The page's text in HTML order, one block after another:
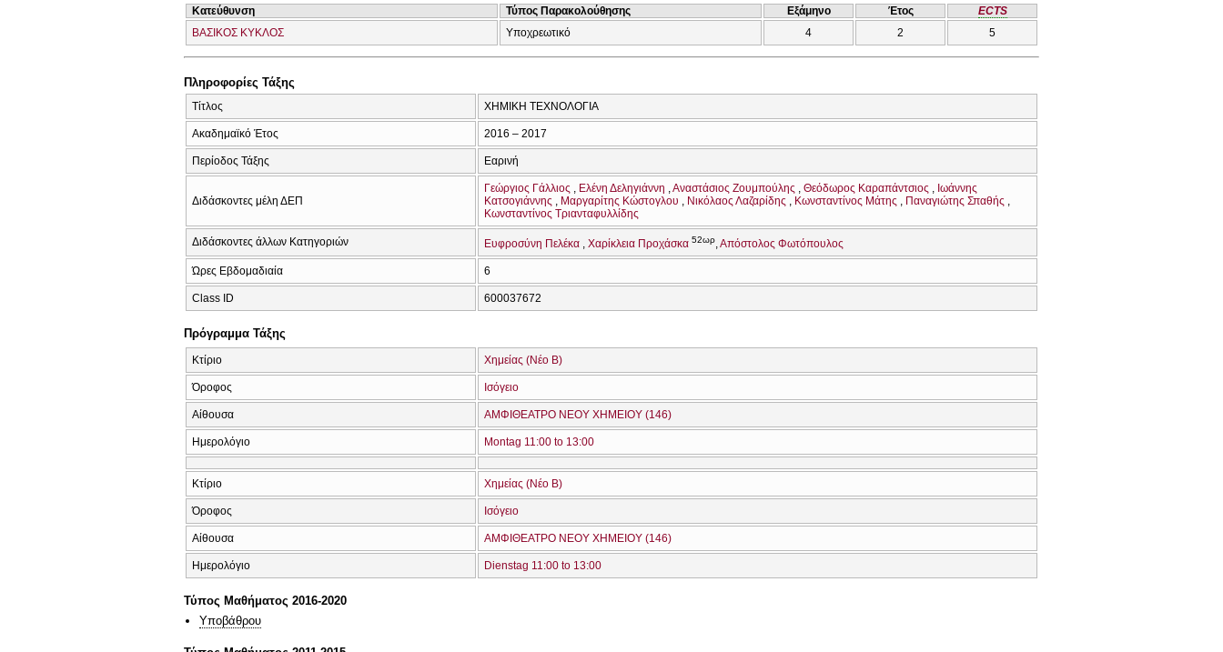
Κατεύθυνση Τύπος Παρακολούθησης Εξάμηνο Έτος
ECTS
ΒΑΣΙΚΟΣ ΚΥΚΛΟΣ
Υποχρεωτικό 4 2 5
Πληροφορίες Τάξης
Τίτλος ΧΗΜΙΚΗ ΤΕΧΝΟΛΟΓΙΑ
Ακαδημαϊκό Έτος 2016 – 2017
Περίοδος Τάξης Εαρινή
Διδάσκοντες μέλη ΔΕΠ
Γεώργιος Γάλλιος Ελένη Δεληγιάννη Αναστάσιος Ζουμπούλης Θεόδωρος Καραπάντσιος
Ιωάννης
Κατσογιάννης
Μαργαρίτης Κώστογλου Νικόλαος Λαζαρίδης Κωνσταντίνος Μάτης
Παναγιώτης Σπαθής
Κωνσταντίνος Τριανταφυλλίδης
Διδάσκοντες άλλων Κατηγοριών Ευφροσύνη Πελέκα Χαρίκλεια Προχάσκα 52ωρ Απόστολος Φωτόπουλος
Ώρες Εβδομαδιαία 6
Class ID 600037672
Πρόγραμμα Τάξης
Κτίριο Χημείας (Νέο Β)
Όροφος Ισόγειο
Αίθουσα ΑΜΦΙΘΕΑΤΡΟ ΝΕΟΥ ΧΗΜΕΙΟΥ (146)
Ημερολόγιο Montag 11:00 to 13:00
Κτίριο Χημείας (Νέο Β)
Όροφος Ισόγειο
Αίθουσα ΑΜΦΙΘΕΑΤΡΟ ΝΕΟΥ ΧΗΜΕΙΟΥ (146)
Ημερολόγιο Dienstag 11:00 to 13:00
Τύπος Μαθήματος 2016-2020
Υποβάθρου